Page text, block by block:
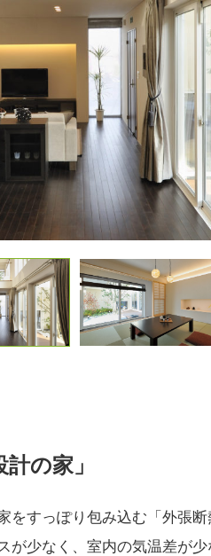
の家」
をすっぽり包み込む「外張
が少なく、室内の気温差が